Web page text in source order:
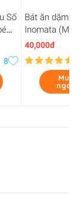
Số
8
Bát ăn dặm
Inomata (Màu
nhiên)
40,000đ
Mua
ngay